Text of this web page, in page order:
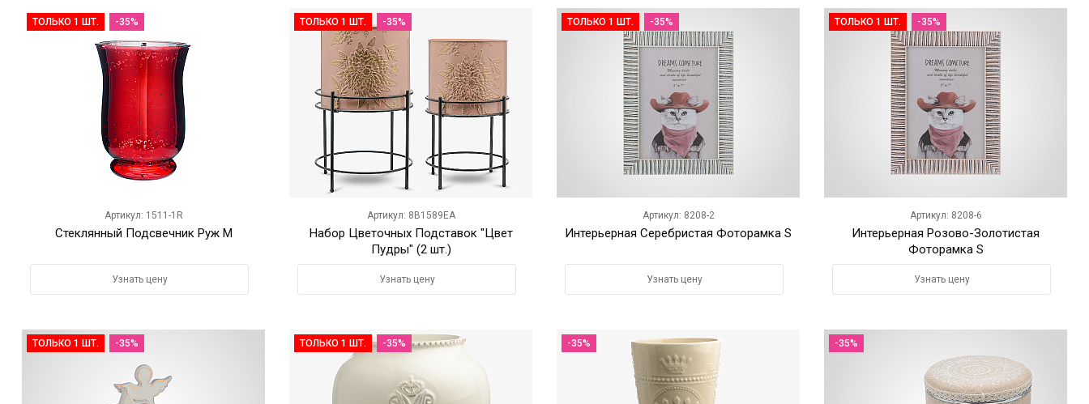
ТОЛЬКО 1 ШТ. -35%
Артикул: 1511-1R
Стеклянный Подсвечник Руж M
Узнать цену
ТОЛЬКО 1 ШТ. -35%
Артикул: 8B1589EA
Набор Цветочных Подставок "Цвет
Пудры" (2 шт.)
Узнать цену
ТОЛЬКО 1 ШТ. -35%
Артикул: 8208-2
Интерьерная Серебристая Фоторамка S
Узнать цену
ТОЛЬКО 1 ШТ. -35%
Артикул: 8208-6
Интерьерная Розово-Золотистая
Фоторамка S
Узнать цену
ТОЛЬКО 1 ШТ. -35% ТОЛЬКО 1 ШТ. -35% -35% -35%